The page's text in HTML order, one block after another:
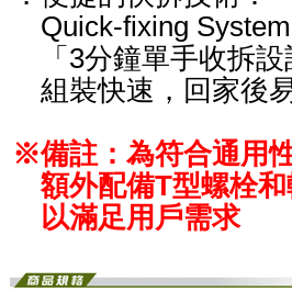
Quick-fixing System
「3分鐘單手收拆設
組裝快速，回家後
※備註：為符合通用
額外配備T型螺栓和
以滿足用戶需求